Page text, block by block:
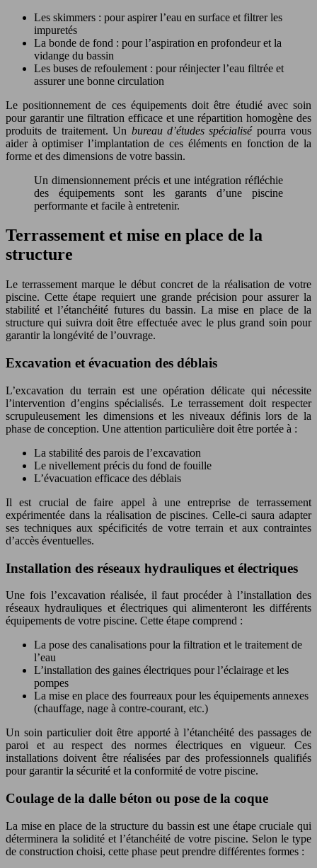
Les skimmers : pour aspirer l’eau en surface et filtrer les
impuretés
La bonde de fond : pour l’aspiration en profondeur et la
vidange du bassin
Les buses de refoulement : pour réinjecter l’eau filtrée et
assurer une bonne circulation
Le positionnement de ces équipements doit être étudié avec soin
pour garantir une filtration efficace et une répartition homogène des
produits de traitement. Un bureau d’études spécialisé pourra vous
aider à optimiser l’implantation de ces éléments en fonction de la
forme et des dimensions de votre bassin.
Un dimensionnement précis et une intégration réfléchie
des équipements sont les garants d’une piscine
performante et facile à entretenir.
Terrassement et mise en place de la
structure
Le terrassement marque le début concret de la réalisation de votre
piscine. Cette étape requiert une grande précision pour assurer la
stabilité et l’étanchéité futures du bassin. La mise en place de la
structure qui suivra doit être effectuée avec le plus grand soin pour
garantir la longévité de l’ouvrage.
Excavation et évacuation des déblais
L’excavation du terrain est une opération délicate qui nécessite
l’intervention d’engins spécialisés. Le terrassement doit respecter
scrupuleusement les dimensions et les niveaux définis lors de la
phase de conception. Une attention particulière doit être portée à :
La stabilité des parois de l’excavation
Le nivellement précis du fond de fouille
L’évacuation efficace des déblais
Il est crucial de faire appel à une entreprise de terrassement
expérimentée dans la réalisation de piscines. Celle-ci saura adapter
ses techniques aux spécificités de votre terrain et aux contraintes
d’accès éventuelles.
Installation des réseaux hydrauliques et électriques
Une fois l’excavation réalisée, il faut procéder à l’installation des
réseaux hydrauliques et électriques qui alimenteront les différents
équipements de votre piscine. Cette étape comprend :
La pose des canalisations pour la filtration et le traitement de
l’eau
L’installation des gaines électriques pour l’éclairage et les
pompes
La mise en place des fourreaux pour les équipements annexes
(chauffage, nage à contre-courant, etc.)
Un soin particulier doit être apporté à l’étanchéité des passages de
paroi et au respect des normes électriques en vigueur. Ces
installations doivent être réalisées par des professionnels qualifiés
pour garantir la sécurité et la conformité de votre piscine.
Coulage de la dalle béton ou pose de la coque
La mise en place de la structure du bassin est une étape cruciale qui
déterminera la solidité et l’étanchéité de votre piscine. Selon le type
de construction choisi, cette phase peut prendre différentes formes :